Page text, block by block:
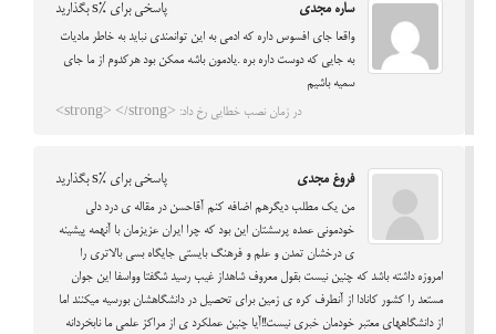
ساره مجدی پاسخی برای %s بگذارید
واقعا جای افسوس داره که ادمی به این توانمندی نباید به خاطر مادیات
به جایی که دوست داره بره .یادمون باشه ممکن بود هرکدوم از ما جای
سمیه باشیم
در زمان نصب خطایی رخ داد: <strong> </strong>
فروغ مجدی پاسخی برای %s بگذارید
من یک مطلب دیگرهم اضافه کنم آقاحسن در مقاله ی درد دلی
خودمونی عمده پرسشتان این بود که چرا ایران عزیزمان با آنهمه پیشینه
ی درخشان تمدن و علم و فرهنگ بایستی جایگاه بسی بالاتری را
امروزه داشته باشد که چنین نیست بقول معروف شاهداز غیب رسید شگفتا وواسفا این جوان
مستعد را کشور کانادا از آنطرف کره ی زمین برای تحصیل در دانشگاهشان بورسیه میکنند اما
از دانشگاههای معتبر خودمان خبری نیست!!آیا چنین عملکرد ی از مراکز علمی ما نابخردانه